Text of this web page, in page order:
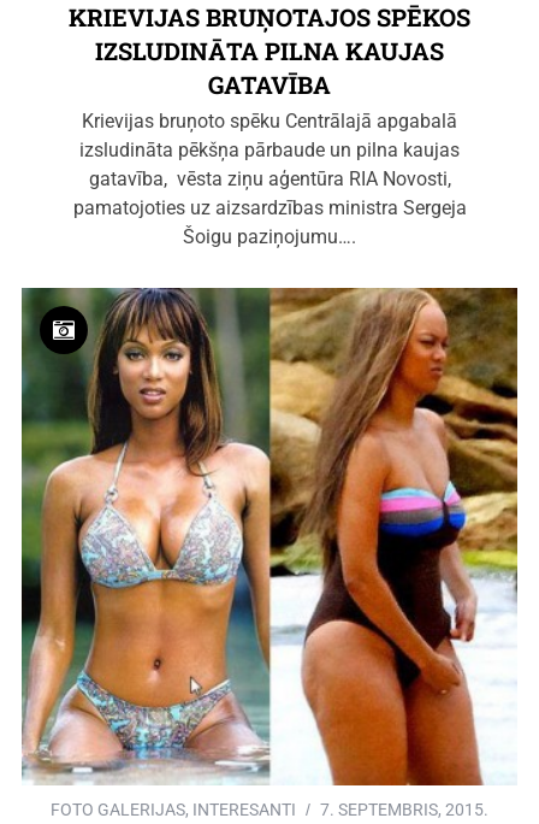
KRIEVIJAS BRUŅOTAJOS SPĒKOS
IZSLUDINĀTA PILNA KAUJAS
GATAVĪBA
Krievijas bruņoto spēku Centrālajā apgabalā
izsludināta pēkšņa pārbaude un pilna kaujas
gatavība, vēsta ziņu aģentūra RIA Novosti,
pamatojoties uz aizsardzības ministra Sergeja
Šoigu paziņojumu….
FOTO GALERIJAS, INTERESANTI 7. SEPTEMBRIS, 2015.